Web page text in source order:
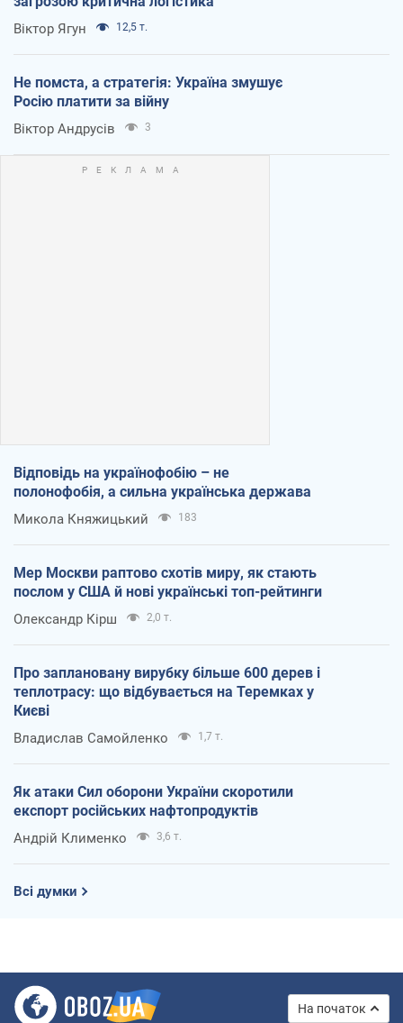
Віктор Ягун 12,5 т.
Не помста, а стратегія: Україна змушує
Росію платити за війну
Віктор Андрусів 3
Відповідь на українофобію – не
полонофобія, а сильна українська держава
Микола Княжицький 183
Мер Москви раптово схотів миру, як стають
послом у США й нові українські топ-рейтинги
Олександр Кірш 2,0 т.
Про заплановану вирубку більше 600 дерев і
теплотрасу: що відбувається на Теремках у
Києві
Владислав Самойленко 1,7 т.
Як атаки Сил оборони України скоротили
експорт російських нафтопродуктів
Андрій Клименко 3,6 т.
Всі думки
На початок